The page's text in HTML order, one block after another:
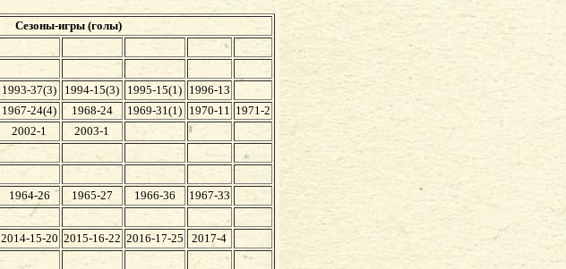
Сезоны-игры (голы)
1993-37(3) 1994-15(3) 1995-15(1) 1996-13
1967-24(4) 1968-24 1969-31(1) 1970-11 1971-2
2002-1
2003-1
1964-26 1965-27 1966-36
1967-33
2014-15-20 2015-16-22 2016-17-25
2017-4